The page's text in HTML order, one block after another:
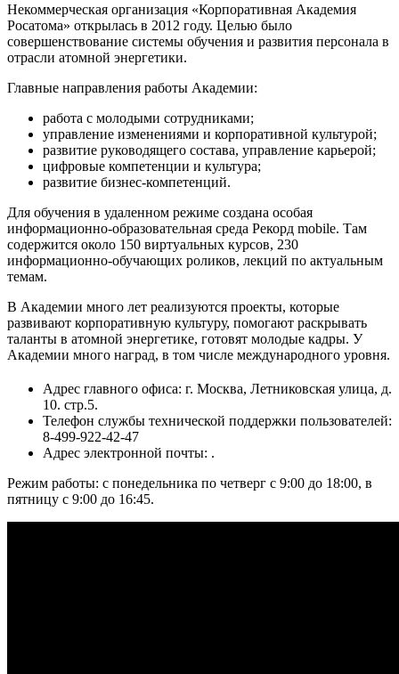
Некоммерческая организация «Корпоративная Академия
Росатома» открылась в 2012 году. Целью было
совершенствование системы обучения и развития персонала в
отрасли атомной энергетики.
Главные направления работы Академии:
работа с молодыми сотрудниками;
управление изменениями и корпоративной культурой;
развитие руководящего состава, управление карьерой;
цифровые компетенции и культура;
развитие бизнес-компетенций.
Для обучения в удаленном режиме создана особая
информационно-образовательная среда Рекорд mobile. Там
содержится около 150 виртуальных курсов, 230
информационно-обучающих роликов, лекций по актуальным
темам.
В Академии много лет реализуются проекты, которые
развивают корпоративную культуру, помогают раскрывать
таланты в атомной энергетике, готовят молодые кадры. У
Академии много наград, в том числе международного уровня.
Адрес главного офиса: г. Москва, Летниковская улица, д.
10. стр.5.
Телефон службы технической поддержки пользователей:
8-499-922-42-47
Адрес электронной почты: .
Режим работы: с понедельника по четверг с 9:00 до 18:00, в
пятницу с 9:00 до 16:45.